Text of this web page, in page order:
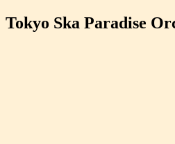
Tokyo Ska Paradise